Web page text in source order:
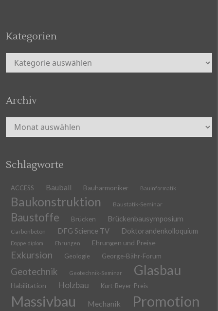
Kategorien
Kategorien
Archiv
Archiv
Schlagworte
ACCESS Bauball Bauharmoniker Bauinformatik
Baukonstruktion Baustatik-Seminar
Baustoffe Brücken Brückenbausymposium
Carbonbeton DFG Science TV Doktorandenkolloquium
Doppeldiplom Ehrungen Ehrungen und Preise
Exkursion Geologie George-Bähr-Forum
Geotechnik Geotechnik-Seminar Glasbau
Habilitation Holzbau Kurt-Beyer-Preis
Massivbau Mechanik Promotion